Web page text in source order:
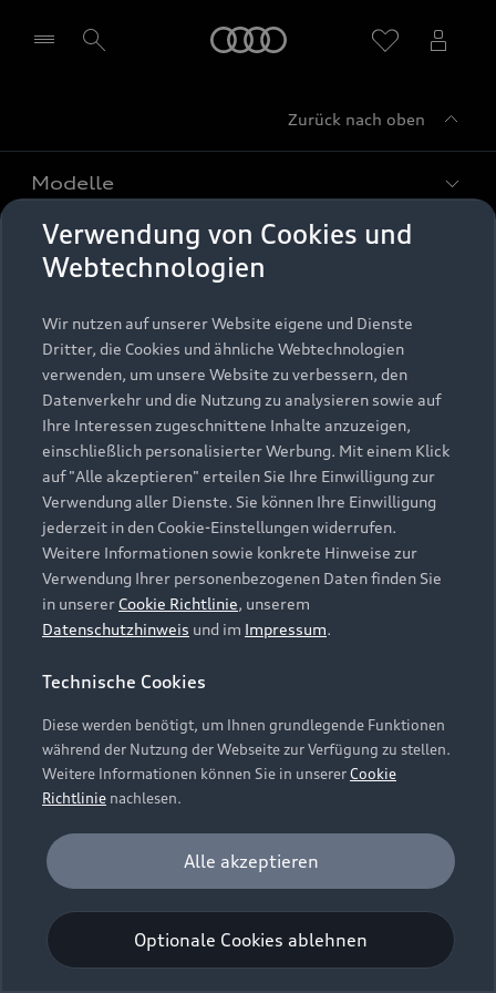
Zurück nach oben
Modelle
Alle Modelle
Elektromodelle
Plug-in-Hybride
Kaufen & leasen
Neuwagensuche
Gebrauchtwagensuche
Gebrauchtwagen
Finanzierung
Aktionen & Angebote
Geschäftskunden
Saisonale Angebote
Audi Services
Garantie
Audi digital services
myAudi
Support
Kundenservice
Händlersuche
Audi Code
Häufige Fragen (FAQ)
Audi Online Beratung
Bordbuch & Bedienungsanleitungen
Verträge kündigen
Vertrag widerrufen
Über Audi
Unternehmen
Karriere
Investor Relations
Presse & Media Center
Datenschutz
Audi erleben
Newsletter
© 2026 AUDI AG. Alle Rechte vorbehalten
Datenschutzinformation
Cookie-Richtlinie
Barrierefreiheit
Digital Services Act
EU Data Act
Embleme am Fahrzeug bei allen Abbildungen auf dieser
Webseite kann abweichen.
Verwendung von Cookies und
Webtechnologien
Wir nutzen auf unserer Website eigene und Dienste
Dritter, die Cookies und ähnliche Webtechnologien
verwenden, um unsere Website zu verbessern, den
Datenverkehr und die Nutzung zu analysieren sowie auf
Ihre Interessen zugeschnittene Inhalte anzuzeigen,
einschließlich personalisierter Werbung. Mit einem Klick
auf "Alle akzeptieren" erteilen Sie Ihre Einwilligung zur
Verwendung aller Dienste. Sie können Ihre Einwilligung
jederzeit in den Cookie-Einstellungen widerrufen.
Weitere Informationen sowie konkrete Hinweise zur
Verwendung Ihrer personenbezogenen Daten finden Sie
in unserer Cookie Richtlinie, unserem
Datenschutzhinweis und im Impressum.
Technische Cookies
Diese werden benötigt, um Ihnen grundlegende Funktionen
während der Nutzung der Webseite zur Verfügung zu stellen.
Weitere Informationen können Sie in unsererCookie
Richtlinie nachlesen.
Analyse und Statistik
Performance Cookies sammeln Informationen
darüber, wie unsere Webseite genutzt wird (z. B.
Anzahl der Besuche, Verweildauer). Diese Cookies
werden zur Optimierung der Webseite verwendet.
Optionale Cookies ablehnen
Alle akzeptieren